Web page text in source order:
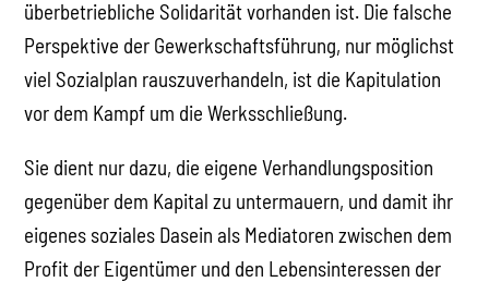
überbetriebliche Solidarität vorhanden ist. Die falsche
Perspektive der Gewerkschaftsführung, nur möglichst
viel Sozialplan rauszuverhandeln, ist die Kapitulation
vor dem Kampf um die Werksschließung.
Sie dient nur dazu, die eigene Verhandlungsposition
gegenüber dem Kapital zu untermauern, und damit ihr
eigenes soziales Dasein als Mediatoren zwischen dem
Profit der Eigentümer und den Lebensinteressen der